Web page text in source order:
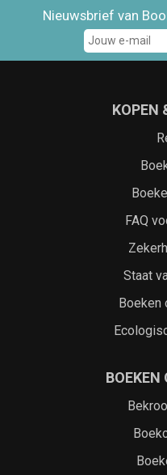
Nieuwsbrief van
KOPEN
FAQ
Staat
Boeken
BOEKEN